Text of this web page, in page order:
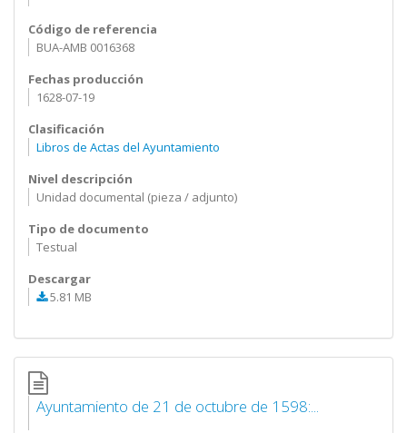
Código de referencia
BUA-AMB 0016368
Fechas producción
1628-07-19
Clasificación
Libros de Actas del Ayuntamiento
Nivel descripción
Unidad documental (pieza / adjunto)
Tipo de documento
Testual
Descargar
5.81 MB
Ayuntamiento de 21 de octubre de 1598:...